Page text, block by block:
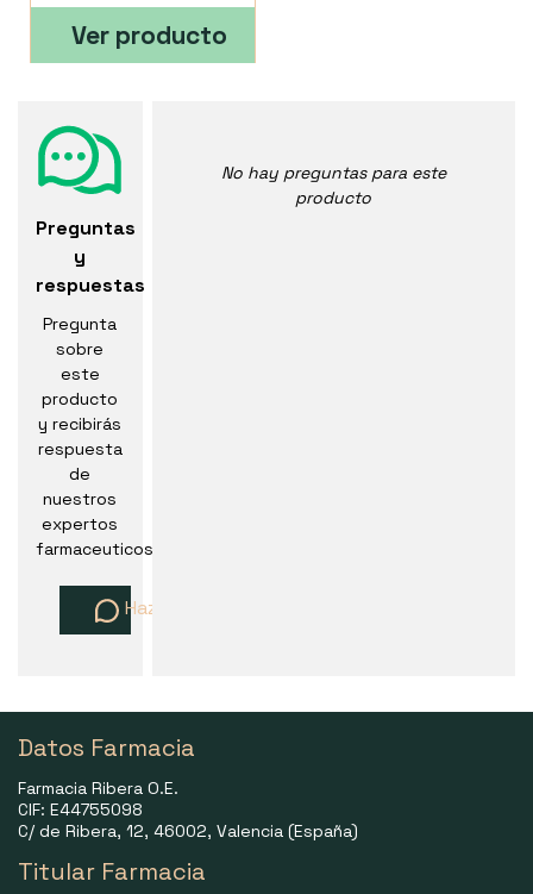
Ver producto
Preguntas
y
respuestas
Pregunta
sobre
este
producto
y recibirás
respuesta
de
nuestros
expertos
farmaceuticos
Haz una pregunta
No hay preguntas para este
producto
Datos Farmacia
Farmacia Ribera O.E.
CIF: E44755098
C/ de Ribera, 12, 46002, Valencia (España)
Titular Farmacia